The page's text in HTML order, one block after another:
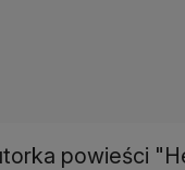
powieści